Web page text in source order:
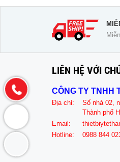
LIÊN HỆ VỚI
CÔNG TY TNHH
Địa chỉ:
Số nhà 02,
Thành phố
Email:
Hotline:
0988 844